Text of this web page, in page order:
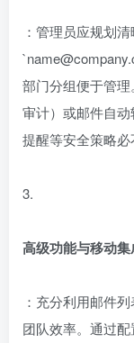
：管理员应规划
部门分组便于管
审计）或邮件自
提醒等安全策略必
3.
高级功能与移动集
：充分利用邮件
团队效率。通过